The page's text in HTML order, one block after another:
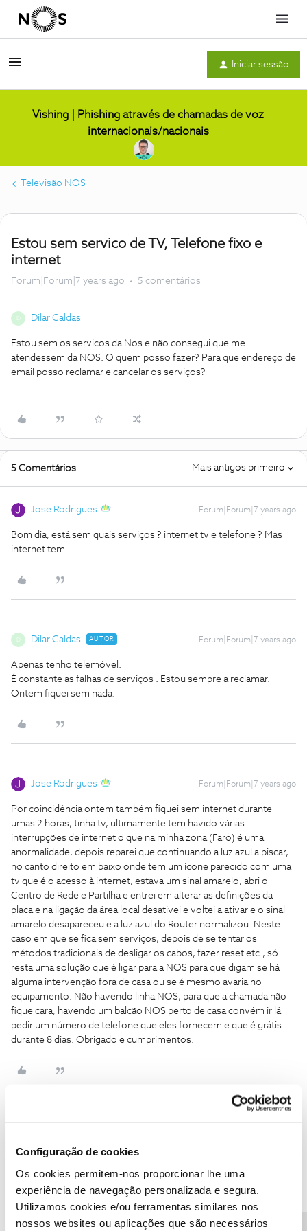
Configuração de cookies
Os cookies permitem-nos proporcionar lhe uma
experiência de navegação personalizada e segura.
Utilizamos cookies e/ou ferramentas similares nos
nossos websites ou aplicações que são necessários
Menu
Iniciar sessão
Vishing | Phishing através de chamadas de voz
internacionais/nacionais
Televisão NOS
Estou sem servico de TV, Telefone fixo e
internet
Forum|Forum|7 years ago 5 comentários
Dilar Caldas
Estou sem os servicos da Nos e não consegui que me
atendessem da NOS. O quem posso fazer? Para que endereço de
email posso reclamar e cancelar os serviços?
5 Comentários Mais antigos primeiro
Jose Rodrigues Forum|Forum|7 years ago
Bom dia, está sem quais serviços ? internet tv e telefone ? Mas
internet tem.
Dilar Caldas AUTOR Forum|Forum|7 years ago
Apenas tenho telemóvel.
É constante as falhas de serviços . Estou sempre a reclamar.
Ontem fiquei sem nada.
Jose Rodrigues Forum|Forum|7 years ago
Por coincidência ontem também fiquei sem internet durante
umas 2 horas, tinha tv, ultimamente tem havido várias
interrupções de internet o que na minha zona (Faro) é uma
anormalidade, depois reparei que continuando a luz azul a piscar,
no canto direito em baixo onde tem um ícone parecido com uma
tv que é o acesso à internet, estava um sinal amarelo, abri o
Centro de Rede e Partilha e entrei em alterar as definições da
placa e na ligação da área local desativei e voltei a ativar e o sinal
amarelo desapareceu e a luz azul do Router normalizou. Neste
caso em que se fica sem serviços, depois de se tentar os
métodos tradicionais de desligar os cabos, fazer reset etc., só
resta uma solução que é ligar para a NOS para que digam se há
alguma intervenção fora de casa ou se é mesmo avaria no
equipamento. Não havendo linha NOS, para que a chamada não
fique cara, havendo um balcão NOS perto de casa convém ir lá
pedir um número de telefone que eles fornecem e que é grátis
durante 8 dias. Obrigado e cumprimentos.
Bem-vinda ao Fórum NOS,@Dilar Caldas
Lamentamos a situação que nos conta, não é a experiência que
queremos dar aos nossos clientes. 😞
Caso a dificuldade se mantenha, como se trata de um assunto